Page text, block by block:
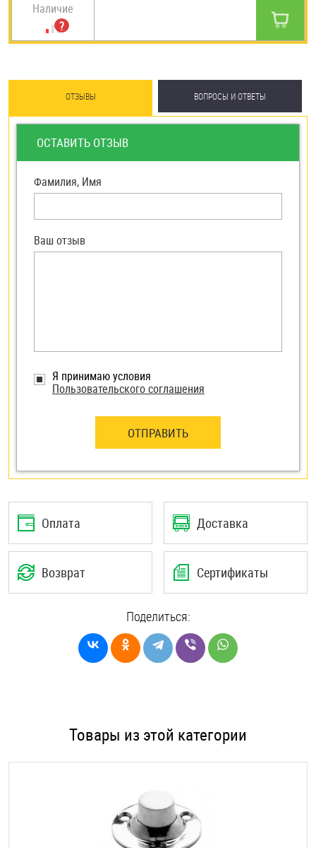
Наличие
ОТЗЫВЫ ВОПРОСЫ И ОТВЕТЫ
ОСТАВИТЬ ОТЗЫВ
Фамилия, Имя
Я принимаю условия
Пользовательского соглашения
ОТПРАВИТЬ
Ваш отзыв
Оплата Доставка
Возврат Сертификаты
Поделиться:
Товары из этой категории